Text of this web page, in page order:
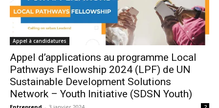
Appel à candidatures
Appel d’applications au programme Local
Pathways Fellowship 2024 (LPF) de UN
Sustainable Development Solutions
Network – Youth Initiative (SDSN Youth)